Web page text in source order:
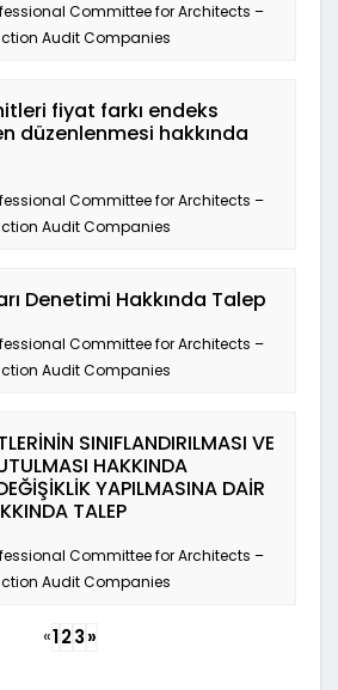
Committee for Architects –
Audit Companies
fiyat farkı endeks
düzenlenmesi hakkında
Committee for Architects –
Audit Companies
Denetimi Hakkında Talep
Committee for Architects –
Audit Companies
SINIFLANDIRILMASI VE
HAKKINDA
YAPILMASINA DAİR
TALEP
Committee for Architects –
Audit Companies
«123»